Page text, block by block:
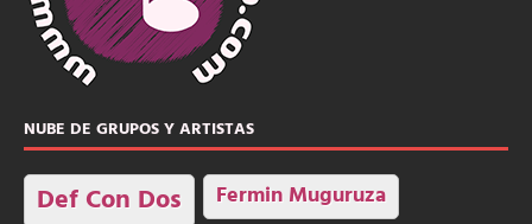
NUBE DE GRUPOS Y ARTISTAS
Def Con Dos Fermin Muguruza